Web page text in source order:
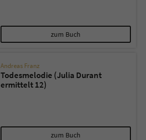
zum Buch
Andreas Franz
Todesmelodie (Julia Durant
ermittelt 12)
zum Buch